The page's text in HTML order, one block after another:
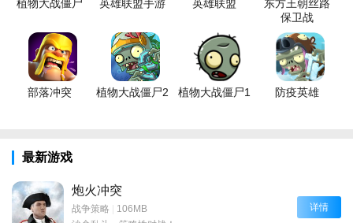
植物大战僵尸 英雄联盟手游 英雄联盟
东方王朝丝路
保卫战
部落冲突 植物大战僵尸2 植物大战僵尸1 防疫英雄
最新游戏
炮火冲突
战争策略 | 106MB
详情